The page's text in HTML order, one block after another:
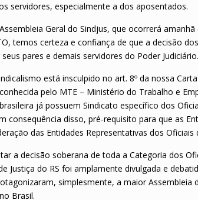
servidores, especialmente a dos aposentados.
Geral do Sindjus, que ocorrerá
temos certeza e confiança de que a decisão
pares e demais servidores do Poder Judiciário.
está insculpido no art. 8º da nossa
pelo MTE – Ministério do Trabalho e
já possuem Sindicato específico dos
consequência disso, pré-requisito para que as
das Entidades Representativas dos Oficiais
a decisão soberana de toda a Categoria dos
Justiça do RS foi amplamente divulgada e
simplesmente, a maior Assembleia
Brasil.